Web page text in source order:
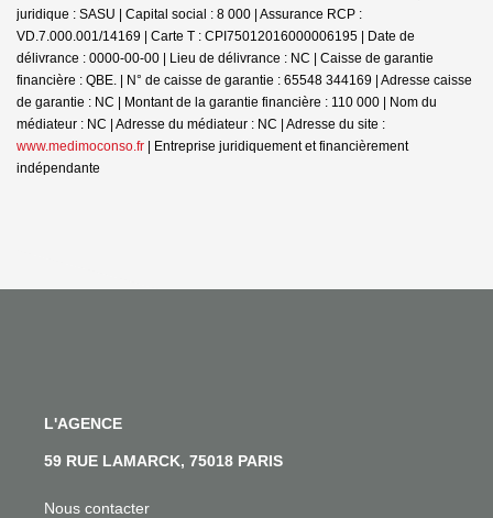
juridique : SASU | Capital social : 8 000 | Assurance RCP :
VD.7.000.001/14169 | Carte T : CPI75012016000006195 | Date de
délivrance : 0000-00-00 | Lieu de délivrance : NC | Caisse de garantie
financière : QBE. | N° de caisse de garantie : 65548 344169 | Adresse caisse
de garantie : NC | Montant de la garantie financière : 110 000 | Nom du
médiateur : NC | Adresse du médiateur : NC | Adresse du site :
www.medimoconso.fr | Entreprise juridiquement et financièrement
indépendante
L'AGENCE
59 RUE LAMARCK, 75018 PARIS
Nous contacter